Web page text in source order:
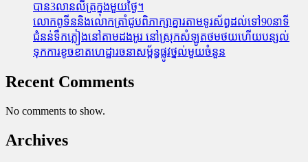
បាន3លានលីត្រក្នុងមួយថ្ងៃ។
លោកពូទីននិងលោកត្រាំជូបពិភាក្សាគ្នារតាមទូរស័ព្ធដល់ទៅ90នាទី
ជំនន់​ទឹកភ្លៀង​នៅ​តាម​ដងអូរ​ នៅ​ស្រុក​សំឡូត​ថមថយ​ហើយ​បន្សល់​
ទុក​ការ​ខូចខាត​ហេដ្ឋារចនាសម្ព័ន្ធ​ផ្លូវថ្នល់​មួយ​ចំនួន
Recent Comments
No comments to show.
Archives